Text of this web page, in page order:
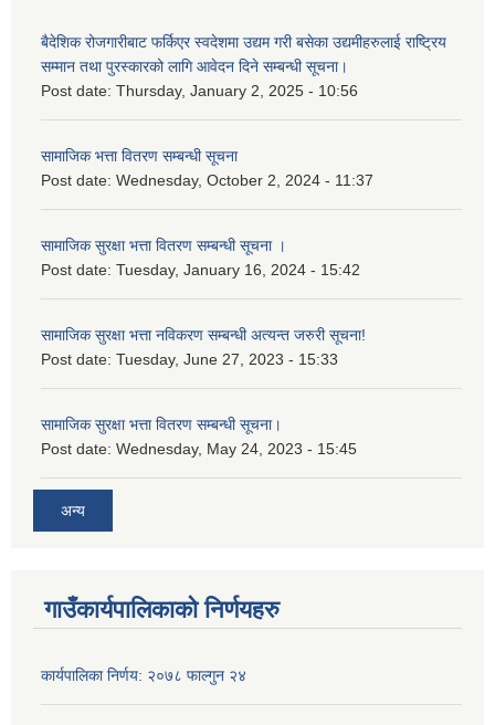
बैदेशिक रोजगारीबाट फर्किएर स्वदेशमा उद्यम गरी बसेका उद्यमीहरुलाई राष्‍ट्रिय
सम्मान तथा पुरस्कारको लागि आवेदन दिने सम्बन्धी सूचना।
Post date: Thursday, January 2, 2025 - 10:56
सामाजिक भत्ता वितरण सम्बन्धी सूचना
Post date: Wednesday, October 2, 2024 - 11:37
सामाजिक सुरक्षा भत्ता वितरण सम्बन्धी सूचना ।
Post date: Tuesday, January 16, 2024 - 15:42
सामाजिक सुरक्षा भत्ता नविकरण सम्बन्धी अत्यन्त जरुरी सूचना!
Post date: Tuesday, June 27, 2023 - 15:33
सामाजिक सुरक्षा भत्ता वितरण सम्बन्धी सूचना।
Post date: Wednesday, May 24, 2023 - 15:45
अन्य
गाउँकार्यपालिकाको निर्णयहरु
कार्यपालिका निर्णय: २०७८ फाल्गुन २४